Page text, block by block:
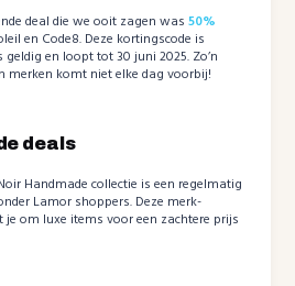
deal die we ooit zagen was50%
en Code8. Deze kortingscode is
en loopt tot 30 juni 2025. Zo’n
merken komt niet elke dag voorbij!
deals
Handmade collectie is een regelmatig
Lamor shoppers. Deze merk-
je om luxe items voor een zachtere prijs